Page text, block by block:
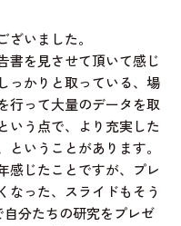
いました。
書を見させて頂いて感じ
っかりと取っている、場
行って大量のデータを取
いう点で、より充実した
いうことがあります。
感じたことですが、プレ
なった、スライドもそう
分たちの研究をプレゼ